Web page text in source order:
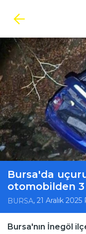
Bursa'da
otomobilden 3
BURSA, 21 Aralık
Bursa'nın İnegöl